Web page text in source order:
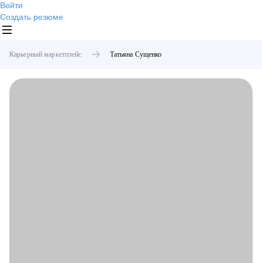
Войти
Создать резюме
Карьерный маркетплейс Татьяна Сущенко